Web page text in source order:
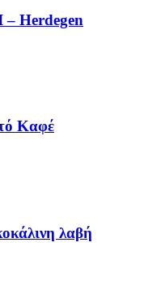
– Herdegen
Καφέ
λαβή